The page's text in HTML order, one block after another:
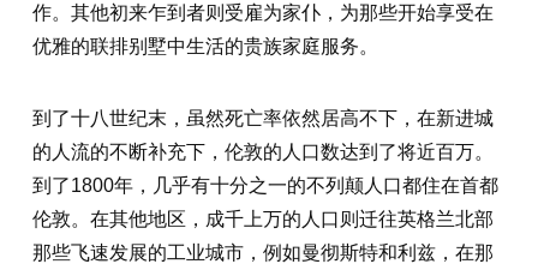
作。其他初来乍到者则受雇为家仆，为那些开始享受在
优雅的联排别墅中生活的贵族家庭服务。
到了十八世纪末，虽然死亡率依然居高不下，在新进城
的人流的不断补充下，伦敦的人口数达到了将近百万。
到了1800年，几乎有十分之一的不列颠人口都住在首都
伦敦。在其他地区，成千上万的人口则迁往英格兰北部
那些飞速发展的工业城市，例如曼彻斯特和利兹，在那